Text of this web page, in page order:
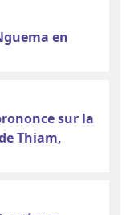
en
sur la
Thiam,